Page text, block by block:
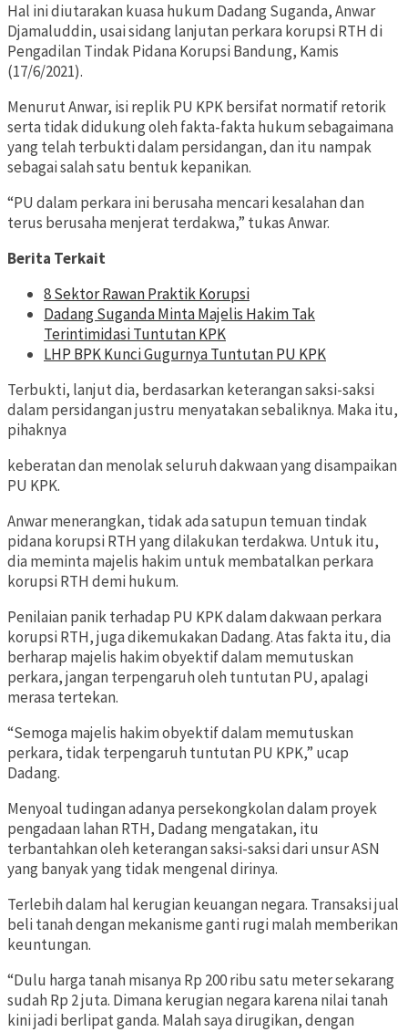
Hal ini diutarakan kuasa hukum Dadang Suganda, Anwar
Djamaluddin, usai sidang lanjutan perkara korupsi RTH di
Pengadilan Tindak Pidana Korupsi Bandung, Kamis
(17/6/2021).
Menurut Anwar, isi replik PU KPK bersifat normatif retorik
serta tidak didukung oleh fakta-fakta hukum sebagaimana
yang telah terbukti dalam persidangan, dan itu nampak
sebagai salah satu bentuk kepanikan.
“PU dalam perkara ini berusaha mencari kesalahan dan
terus berusaha menjerat terdakwa,” tukas Anwar.
Berita Terkait
8 Sektor Rawan Praktik Korupsi
Dadang Suganda Minta Majelis Hakim Tak
Terintimidasi Tuntutan KPK
LHP BPK Kunci Gugurnya Tuntutan PU KPK
Terbukti, lanjut dia, berdasarkan keterangan saksi-saksi
dalam persidangan justru menyatakan sebaliknya. Maka itu,
pihaknya
keberatan dan menolak seluruh dakwaan yang disampaikan
PU KPK.
Anwar menerangkan, tidak ada satupun temuan tindak
pidana korupsi RTH yang dilakukan terdakwa. Untuk itu,
dia meminta majelis hakim untuk membatalkan perkara
korupsi RTH demi hukum.
Penilaian panik terhadap PU KPK dalam dakwaan perkara
korupsi RTH, juga dikemukakan Dadang. Atas fakta itu, dia
berharap majelis hakim obyektif dalam memutuskan
perkara, jangan terpengaruh oleh tuntutan PU, apalagi
merasa tertekan.
“Semoga majelis hakim obyektif dalam memutuskan
perkara, tidak terpengaruh tuntutan PU KPK,” ucap
Dadang.
Menyoal tudingan adanya persekongkolan dalam proyek
pengadaan lahan RTH, Dadang mengatakan, itu
terbantahkan oleh keterangan saksi-saksi dari unsur ASN
yang banyak yang tidak mengenal dirinya.
Terlebih dalam hal kerugian keuangan negara. Transaksi jual
beli tanah dengan mekanisme ganti rugi malah memberikan
keuntungan.
“Dulu harga tanah misanya Rp 200 ribu satu meter sekarang
sudah Rp 2 juta. Dimana kerugian negara karena nilai tanah
kini jadi berlipat ganda. Malah saya dirugikan, dengan